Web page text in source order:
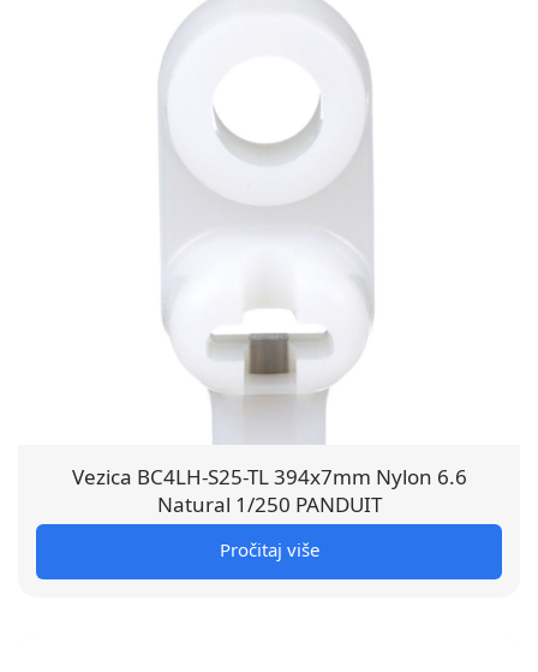
Vezica BC4LH-S25-TL 394x7mm Nylon 6.6
Natural 1/250 PANDUIT
Pročitaj više